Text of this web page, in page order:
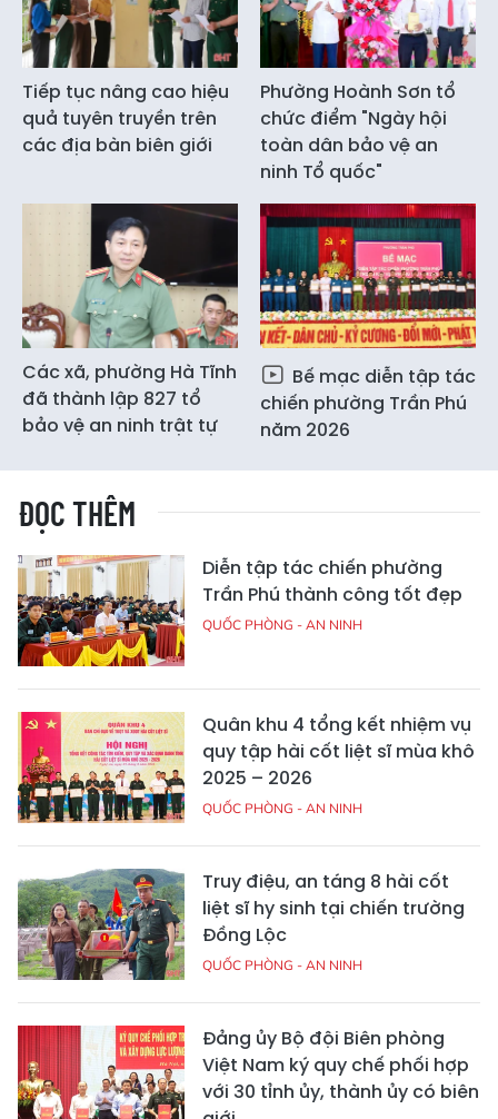
Tiếp tục nâng cao hiệu
quả tuyên truyền trên
các địa bàn biên giới
Phường Hoành Sơn tổ
chức điểm "Ngày hội
toàn dân bảo vệ an
ninh Tổ quốc"
Các xã, phường Hà Tĩnh
đã thành lập 827 tổ
bảo vệ an ninh trật tự
Bế mạc diễn tập tác
chiến phường Trần Phú
năm 2026
ĐỌC THÊM
Diễn tập tác chiến phường
Trần Phú thành công tốt đẹp
QUỐC PHÒNG - AN NINH
Quân khu 4 tổng kết nhiệm vụ
quy tập hài cốt liệt sĩ mùa khô
2025 – 2026
QUỐC PHÒNG - AN NINH
Truy điệu, an táng 8 hài cốt
liệt sĩ hy sinh tại chiến trường
Đồng Lộc
QUỐC PHÒNG - AN NINH
Đảng ủy Bộ đội Biên phòng
Việt Nam ký quy chế phối hợp
với 30 tỉnh ủy, thành ủy có biên